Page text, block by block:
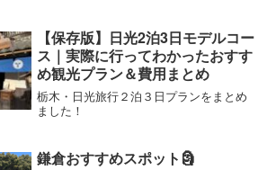
【保存版】日光2泊3日モデルコー
ス｜実際に行ってわかったおすす
め観光プラン＆費用まとめ
栃木・日光旅行２泊３日プランをまとめ
ました！
鎌倉おすすめスポット🗿